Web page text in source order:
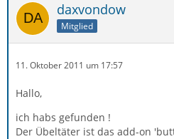
daxvondow
Mitglied
11. Oktober 2011 um 17:57
Hallo,
ich habs gefunden !
Der Übeltäter ist das add-on